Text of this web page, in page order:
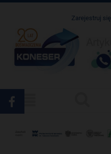
Zarejestruj się